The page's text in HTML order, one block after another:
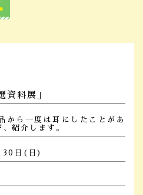
資料展」
から一度は耳にしたことがあ
紹介します。
30日(日)